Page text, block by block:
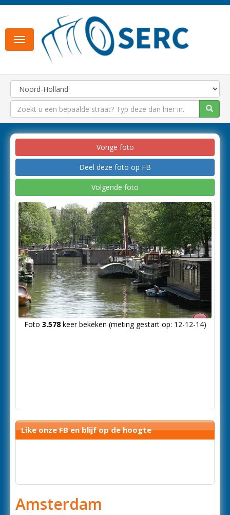
Toggle
navigation
Vorige foto
Deel deze foto op FB
Volgende foto
Foto 3.578keer bekeken (meting gestart op: 12-12-14)
Like onze FB en blijf op de hoogte
Amsterdam